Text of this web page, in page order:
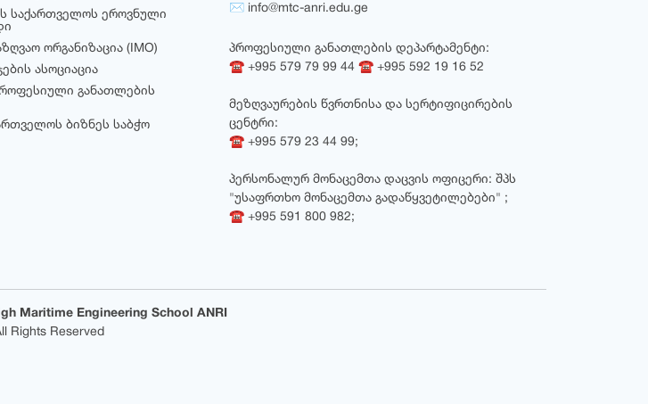
საქართველოს ეროვნული
ორგანიზაცია (IMO)
ასოციაცია
განათლების
ბიზნეს საბჭო
✉ info@mtc-anri.edu.ge
პროფესიული განათლების დეპარტამენტი:
☎ +995 579 79 99 44 ☎ +995 592 19 16 52
მეზღვაურების წვრთნისა და სერტიფიცირების
ცენტრი:
☎ +995 579 23 44 99;
პერსონალურ მონაცემთა დაცვის ოფიცერი: შპს
"უსაფრთხო მონაცემთა გადაწყვეტილებები" ;
☎ +995 591 800 982;
Maritime Engineering School ANRI
Rights Reserved